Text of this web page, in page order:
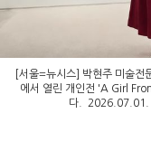
[서울=뉴시스] 박현주 미술전
에서 열린 개인전 'A Girl
다. 2026.07.01.